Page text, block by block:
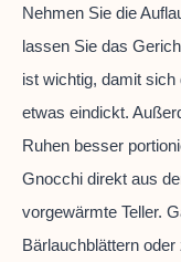
Nehmen Sie die
lassen Sie das
ist wichtig, damit sich
etwas eindickt.
Ruhen besser
Gnocchi direkt aus
vorgewärmte Teller.
Bärlauchblättern